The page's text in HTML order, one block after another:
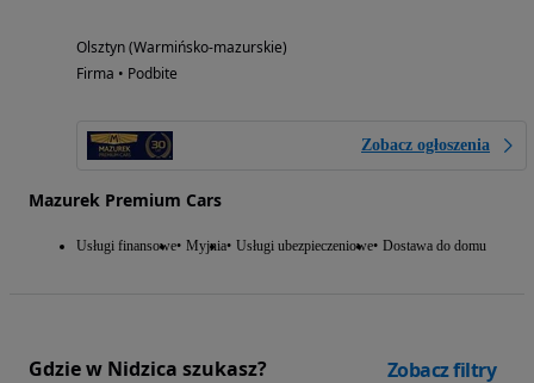
Olsztyn (Warmińsko-mazurskie)
Firma • Podbite
Zobacz ogłoszenia
Mazurek Premium Cars
Usługi finansowe Myjnia Usługi ubezpieczeniowe Dostawa do domu
Gdzie w Nidzica szukasz? Zobacz filtry